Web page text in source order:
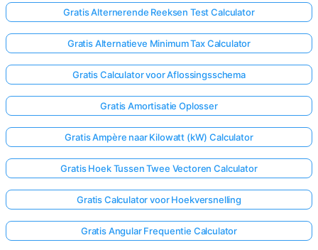
Gratis Alternerende Reeksen Test Calculator
Gratis Alternatieve Minimum Tax Calculator
Gratis Calculator voor Aflossingsschema
Gratis Amortisatie Oplosser
Gratis Ampère naar Kilowatt (kW) Calculator
Gratis Hoek Tussen Twee Vectoren Calculator
Gratis Calculator voor Hoekversnelling
Gratis Angular Frequentie Calculator